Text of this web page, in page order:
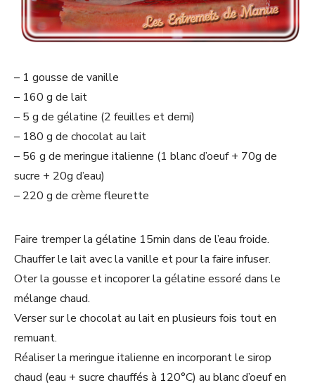
– 1 gousse de vanille
– 160 g de lait
– 5 g de gélatine (2 feuilles et demi)
– 180 g de chocolat au lait
– 56 g de meringue italienne (1 blanc d’oeuf + 70g de
sucre + 20g d’eau)
– 220 g de crème fleurette
Faire tremper la gélatine 15min dans de l’eau froide.
Chauffer le lait avec la vanille et pour la faire infuser.
Oter la gousse et incoporer la gélatine essoré dans le
mélange chaud.
Verser sur le chocolat au lait en plusieurs fois tout en
remuant.
Réaliser la meringue italienne en incorporant le sirop
chaud (eau + sucre chauffés à 120°C) au blanc d’oeuf en